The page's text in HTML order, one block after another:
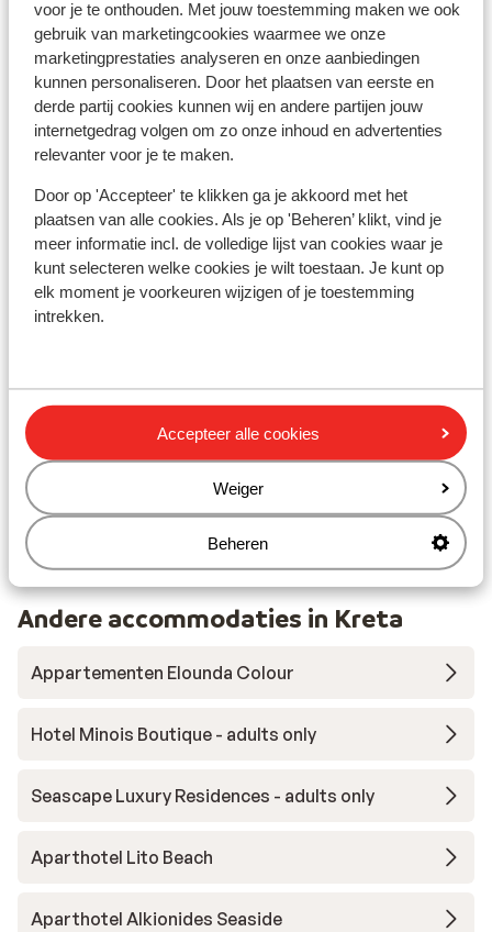
voor je te onthouden. Met jouw toestemming maken we ook
gebruik van marketingcookies waarmee we onze
marketingprestaties analyseren en onze aanbiedingen
kunnen personaliseren. Door het plaatsen van eerste en
derde partij cookies kunnen wij en andere partijen jouw
internetgedrag volgen om zo onze inhoud en advertenties
relevanter voor je te maken.
Door op 'Accepteer' te klikken ga je akkoord met het
plaatsen van alle cookies. Als je op 'Beheren’ klikt, vind je
meer informatie incl. de volledige lijst van cookies waar je
kunt selecteren welke cookies je wilt toestaan. Je kunt op
elk moment je voorkeuren wijzigen of je toestemming
intrekken.
Accepteer alle cookies
Weiger
Beheren
Door boulevard gescheiden van het strand
Strand: 150 m
In het centrum
Centrum: 200 m
Barstreet: 50 m
Luchthaven: 28 km
Haven: 11 m
Bushalte: 5 m
Pinautomaat: 10 m
Winkels: 10 m
(Mini)supermarkt: 25 m
Restaurant: 10 m
Apotheek: 1000 m
circa 0,5 km
Ook interessant voor jou
Andere accommodaties in Kreta
Appartementen Elounda Colour
Hotel Minois Boutique - adults only
Seascape Luxury Residences - adults only
Aparthotel Lito Beach
Aparthotel Alkionides Seaside